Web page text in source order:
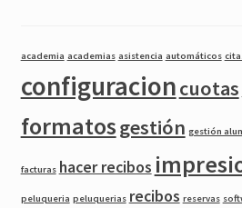
academia academias asistencia automáticos
configuracioncuotas
formatosgestión gestión
facturas hacer recibos
peluqueria peluquerias recibos reservas